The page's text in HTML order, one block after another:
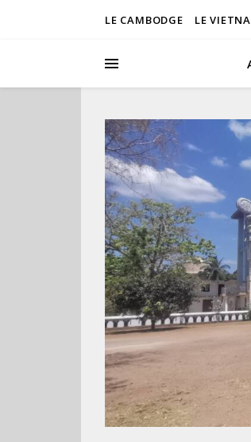
LE CAMBODGE LE